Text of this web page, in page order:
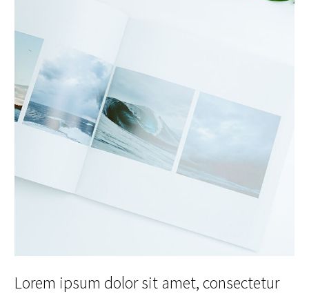
Lorem ipsum dolor sit amet, consectetur